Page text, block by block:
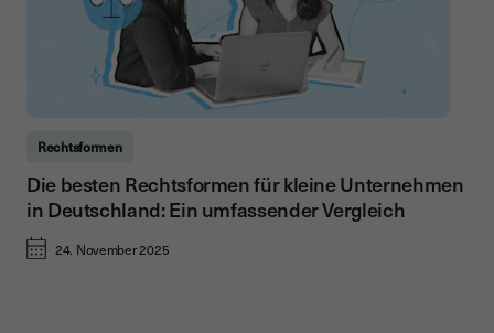
Rechtsformen
Die besten Rechtsformen für kleine Unternehmen
in Deutschland: Ein umfassender Vergleich
24. November 2025